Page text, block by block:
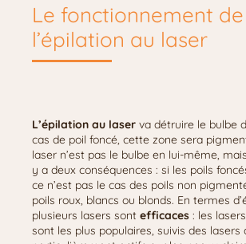
Le fonctionnement de
l’épilation au laser
L’épilation au laser va détruire le bulbe
cas de poil foncé, cette zone sera
laser n’est pas le bulbe en lui-même,
y a deux conséquences : si les poils
ce n’est pas le cas des poils non
poils roux, blancs ou blonds. En termes
plusieurs lasers sont efficaces : les
sont les plus populaires, suivis des lasers